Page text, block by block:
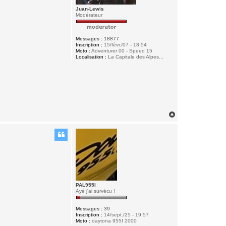
Juan-Lewis
Modérateur
Messages : 18877
Inscription : 15/févr./07 - 18:54
Moto : Adventurer 00 - Speed 15
Localisation : La Capitale des Alpes...
PAL955I
Ayé j'ai survécu !
Messages : 39
Inscription : 14/sept./25 - 19:57
Moto : daytona 955I 2000